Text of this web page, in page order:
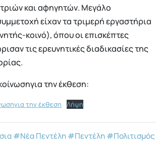
και αφηγητών. Μεγάλο
είχαν τα τριμερή εργαστήρια
κοινό), όπου οι επισκέπτες
τις ερευνητικές διαδικασίες της
την έκθεση:
την έκθεση Λήψη
#Νέα Πεντέλη#Πεντέλη#Πολιτισμός